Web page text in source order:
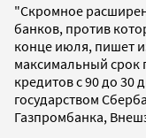
"Скромное
банков, против
конце июля, пишет
максимальный срок
кредитов с 90 до 30
государством
Газпромбанка,